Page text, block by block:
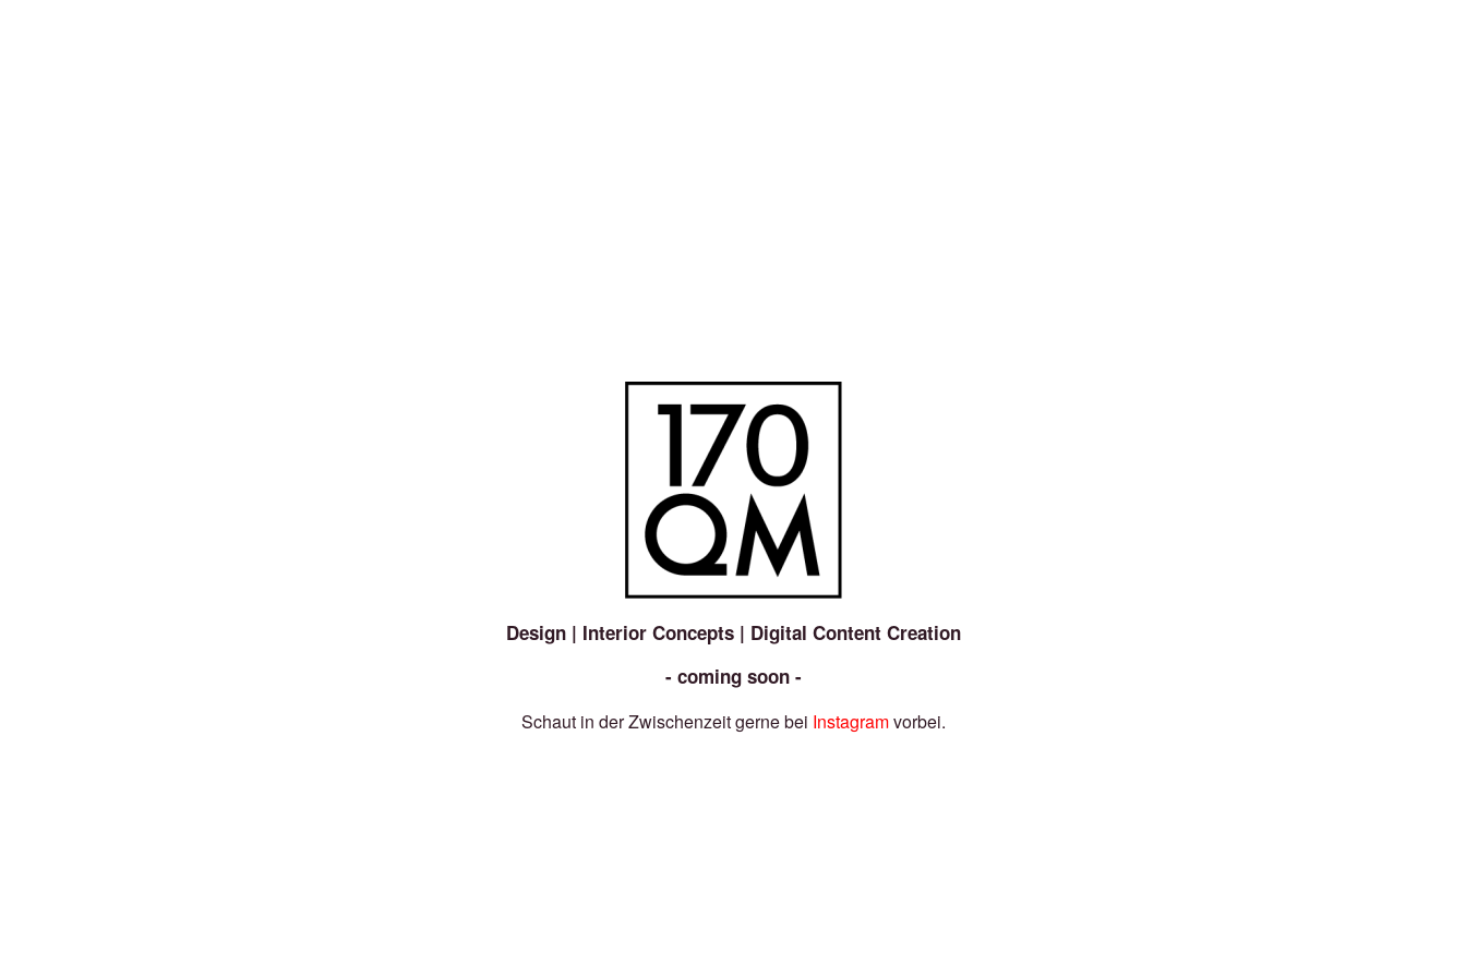
Design | Interior Concepts | Digital Content Creation
- coming soon -
Schaut in der Zwischenzeit gerne bei Instagramvorbei.